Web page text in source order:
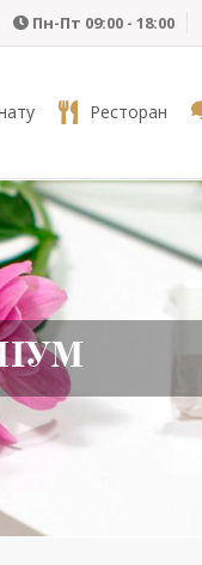
Пн-Пт 09:00 - 18:00
Ресторан